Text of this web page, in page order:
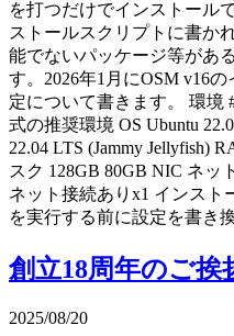
を打つだけでインストール
ストールスクリプトに書か
能でないパッケージ等があ
す。2026年1月にOSM v16
定について書きます。 環境
式の推奨環境 OS Ubuntu
22.04 LTS (Jammy Jellyfish)
スク 128GB 80GB NIC ネッ
ネット接続ありx1 インスト
を実行する前に設定を書き
創立18周年のご挨
2025/08/20